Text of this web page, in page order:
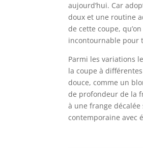
aujourd’hui. Car
doux et une routine
de cette coupe,
incontournable pour
Parmi les variations
la coupe à
douce, comme un
de profondeur de la
à une frange
contemporaine avec